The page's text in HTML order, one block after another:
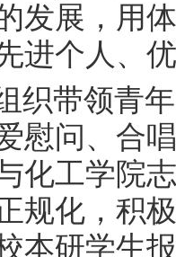
发展，用
进个人、
织带领青
慰问、合
化工学院
规化，积
本研学生